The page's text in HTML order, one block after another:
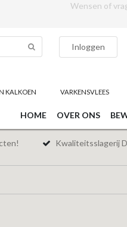
Wensen of
Inloggen
KALKOEN VARKENSVLEES
HOME OVER ONS
Kwaliteitsslagerij